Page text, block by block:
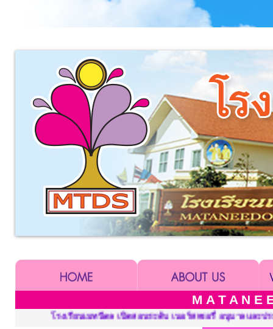
M A T A N E
เปิดสอนระดับ เนอร์สเซอรี่ อนุบาลและประถมศึกษา ::: Mataneedol